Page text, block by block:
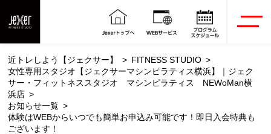
近トレしよう【ジェクサー】
FITNESS STUDIO
女性専用スタジオ【ジェクサーマシンピラティス横浜】｜ジェク
サー・フィットネススタジオ マシンピラティス NEWoMan横
浜店
お知らせ一覧
体験はWEBからいつでも簡単お申込み可能です！即日入会特典も
ございます！